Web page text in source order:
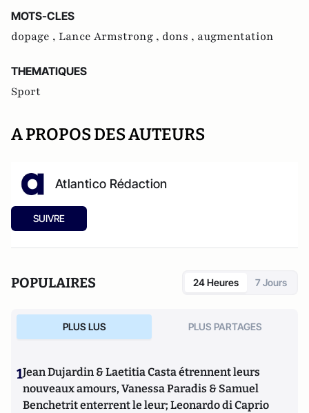
MOTS-CLES
dopage , Lance Armstrong , dons , augmentation
THEMATIQUES
Sport
A PROPOS DES AUTEURS
Atlantico Rédaction
SUIVRE
POPULAIRES 24 Heures 7 Jours
PLUS LUS PLUS PARTAGES
1Jean Dujardin & Laetitia Casta étrennent leurs
nouveaux amours, Vanessa Paradis & Samuel
Benchetrit enterrent le leur; Leonardo di Caprio